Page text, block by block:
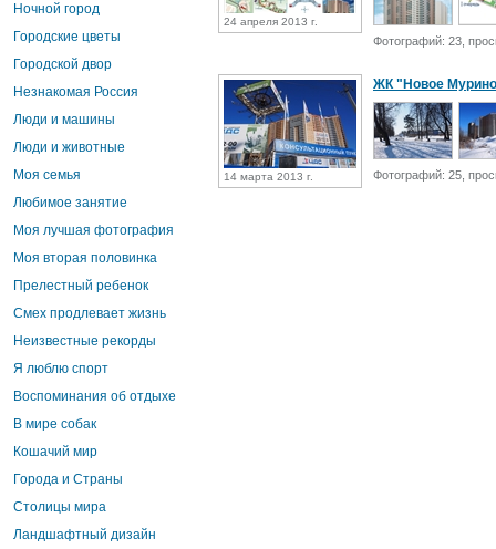
Ночной город
Городские цветы
Городской двор
Незнакомая Россия
Люди и машины
Люди и животные
Моя семья
Любимое занятие
Моя лучшая фотография
Моя вторая половинка
Прелестный ребенок
Смех продлевает жизнь
Неизвестные рекорды
Я люблю спорт
Воспоминания об отдыхе
В мире собак
Кошачий мир
Города и Страны
Столицы мира
Ландшафтный дизайн
24 апреля 2013 г.
Фотографий: 23,
14 марта 2013 г.
ЖК "Новое
Фотографий: 25,